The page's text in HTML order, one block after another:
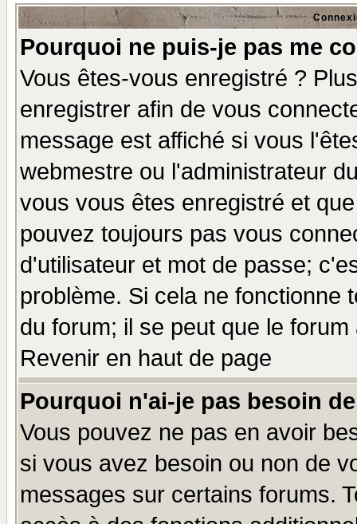
Pourquoi ne puis-je pas me
Vous êtes-vous enregistré ?
enregistrer afin de vous
message est affiché si vous
webmestre ou l'administrateur
vous vous êtes enregistré et
pouvez toujours pas vous
d'utilisateur et mot de passe;
problème. Si cela ne fonctionne
du forum; il se peut que le
Revenir en haut de page
Pourquoi n'ai-je pas besoin
Vous pouvez ne pas en avoir
si vous avez besoin ou non de
messages sur certains forums.